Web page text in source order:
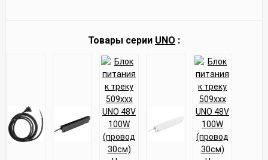
Товары серии UNO :